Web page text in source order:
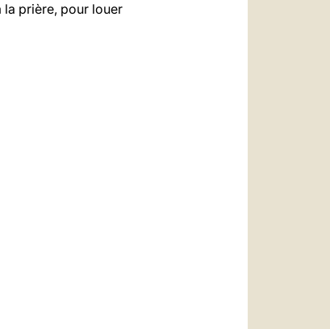
la prière, pour louer